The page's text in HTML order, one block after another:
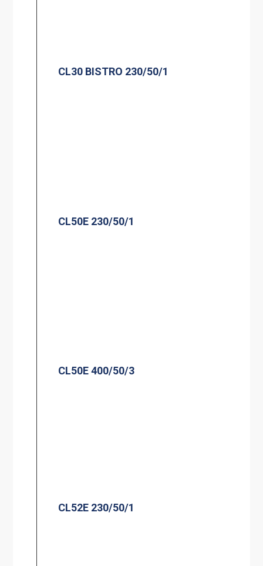
CL30 BISTRO 230/50/1
CL50E 230/50/1
CL50E 400/50/3
CL52E 230/50/1